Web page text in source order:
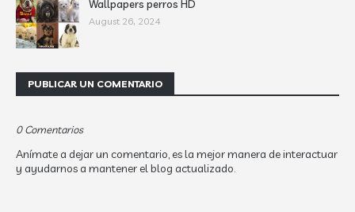
Wallpapers perros HD
August 26, 2024
PUBLICAR UN COMENTARIO
0 Comentarios
Anímate a dejar un comentario, es la mejor manera de interactuar
y ayudarnos a mantener el blog actualizado.